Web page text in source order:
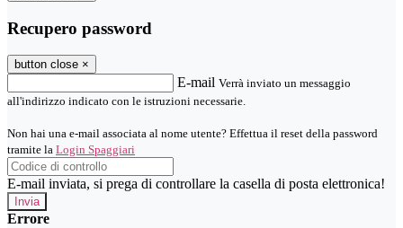
Recupero password
button close ×
E-mail Verrà inviato un messaggio
all'indirizzo indicato con le istruzioni necessarie.
Non hai una e-mail associata al nome utente? Effettua il reset della password
tramite la Login Spaggiari
E-mail inviata, si prega di controllare la casella di posta elettronica!
Errore